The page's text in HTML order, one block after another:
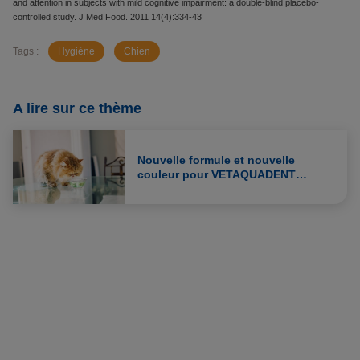
and attention in subjects with mild cognitive impairment: a double-blind placebo-
controlled study. J Med Food. 2011 14(4):334-43
Tags : Hygiène Chien
A lire sur ce thème
Nouvelle formule et nouvelle
couleur pour VETAQUADENT